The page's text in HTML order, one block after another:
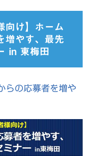
向け】ホーム
増やす、最先
in 東梅田
らの応募者を増や